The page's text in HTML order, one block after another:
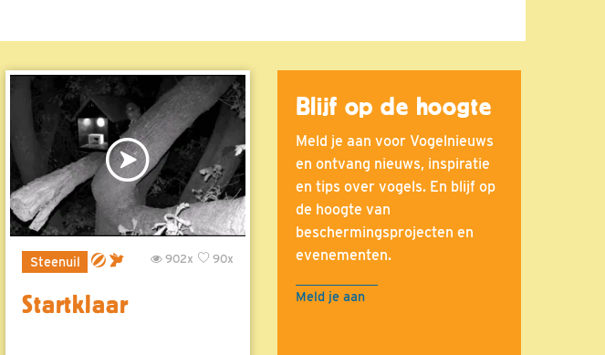
Steenuil 90x
902x
Startklaar
Blijf op de hoogte
Meld je aan voor Vogelnieuws
en ontvang nieuws, inspiratie
en tips over vogels. En blijf op
de hoogte van
beschermingsprojecten en
evenementen.
Meld je aan